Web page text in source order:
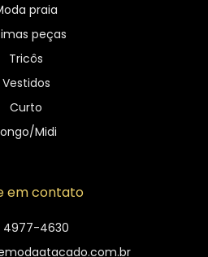
praia
peças
Tricôs
Vestidos
Curto
Midi
em contato
4977-4630